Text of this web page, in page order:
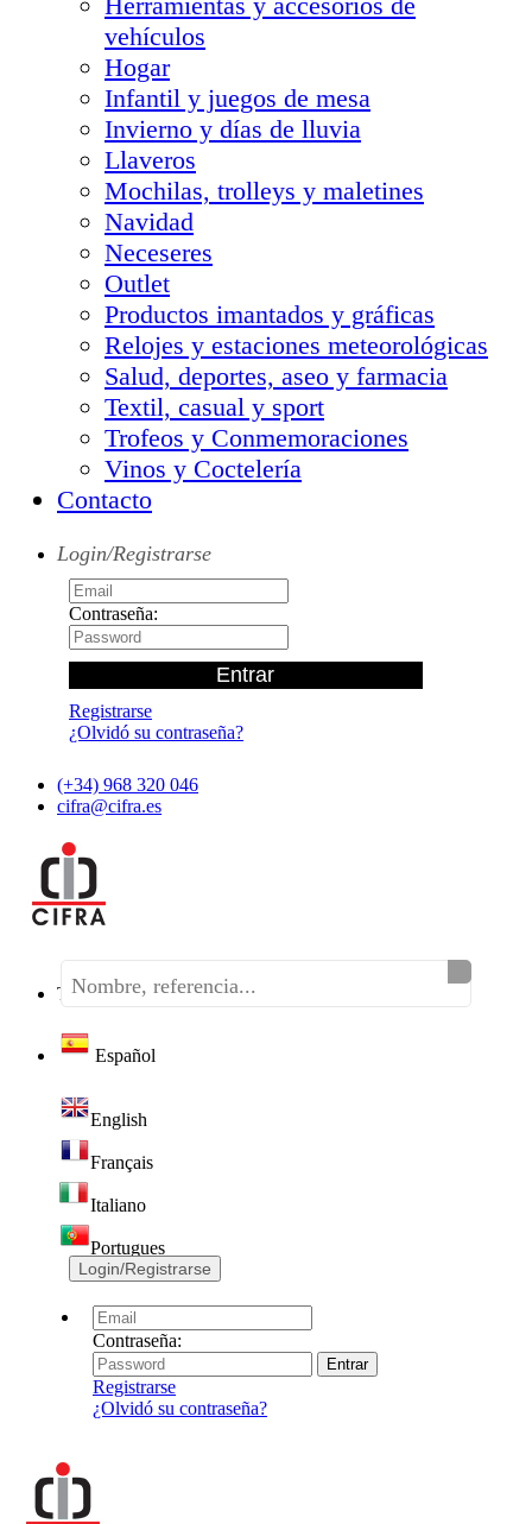
vehículos
Hogar
Infantil y juegos de mesa
Invierno y días de lluvia
Llaveros
Mochilas, trolleys y maletines
Navidad
Neceseres
Outlet
Productos imantados y gráficas
Relojes y estaciones meteorológicas
Salud, deportes, aseo y farmacia
Textil, casual y sport
Trofeos y Conmemoraciones
Vinos y Coctelería
Contacto
Login/Registrarse
Contraseña:
Registrarse
¿Olvidó su contraseña?
(+34) 968 320 046
cifra@cifra.es
Teléfono:(+34) 968 320 046
Español
English
Français
Italiano
Portugues
Login/Registrarse
Contraseña:
Registrarse
¿Olvidó su contraseña?